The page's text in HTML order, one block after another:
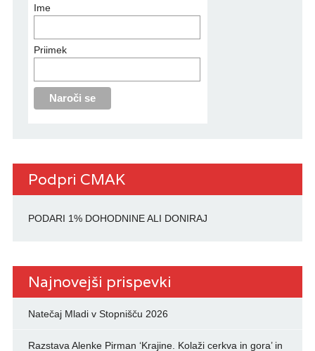
Ime
Priimek
Podpri CMAK
PODARI 1% DOHODNINE ALI DONIRAJ
Najnovejši prispevki
Natečaj Mladi v Stopnišču 2026
Razstava Alenke Pirman ‘Krajine. Kolaži cerkva in gora’ in